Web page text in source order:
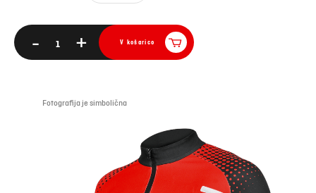
Fotografija je simbolična
- + V košarico